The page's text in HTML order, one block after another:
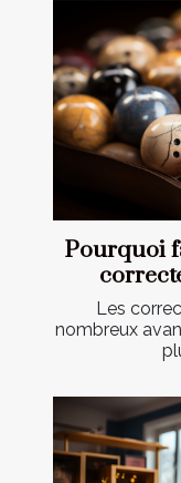
Pourquoi
Les
nombreux